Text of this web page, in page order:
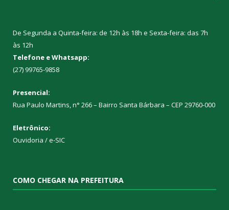
De Segunda a Quinta-feira: de 12h às 18h e Sexta-feira: das 7h
às 12h
Telefone e Whatsapp:
(27) 99765-9858
Presencial:
Rua Paulo Martins, n° 266 – Bairro Santa Bárbara – CEP 29760-000
Eletrônico:
Ouvidoria /e-SIC
COMO CHEGAR NA PREFEITURA